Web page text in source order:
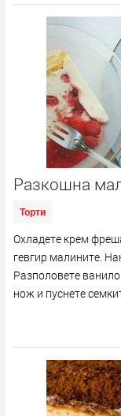
Разкошна
Торти
Охладете крем
гевгир малините.
Разполовете
нож и пуснете